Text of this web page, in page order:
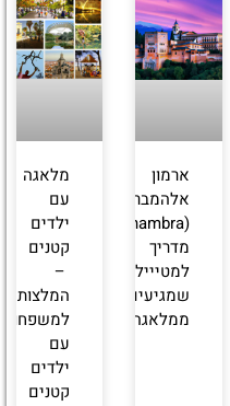
ארמון
אלהמברה
מדריך
למטייילים
שמגיעים
ממלאגה
מלאגה
עם
ילדים
קטנים
–
המלצות
למשפחות
עם
ילדים
קטנים